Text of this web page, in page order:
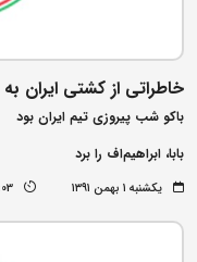
خاطراتی از کشتی ایران
باکو شب پیروزی تیم ایران بود
بابا، ابراهیم‌اف را برد
یکشنبه ۱ بهمن ۱۳۹۱